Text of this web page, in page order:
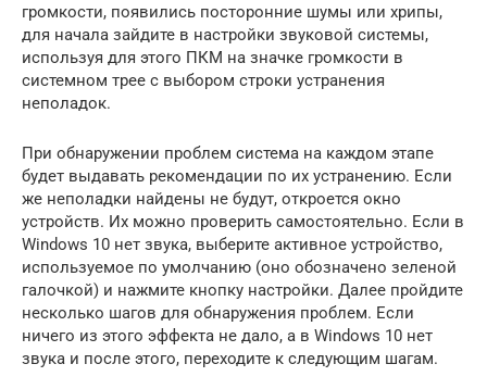
громкости, появились посторонние шумы или хрипы,
для начала зайдите в настройки звуковой системы,
используя для этого ПКМ на значке громкости в
системном трее с выбором строки устранения
неполадок.
При обнаружении проблем система на каждом этапе
будет выдавать рекомендации по их устранению. Если
же неполадки найдены не будут, откроется окно
устройств. Их можно проверить самостоятельно. Если в
Windows 10 нет звука, выберите активное устройство,
используемое по умолчанию (оно обозначено зеленой
галочкой) и нажмите кнопку настройки. Далее пройдите
несколько шагов для обнаружения проблем. Если
ничего из этого эффекта не дало, а в Windows 10 нет
звука и после этого, переходите к следующим шагам.